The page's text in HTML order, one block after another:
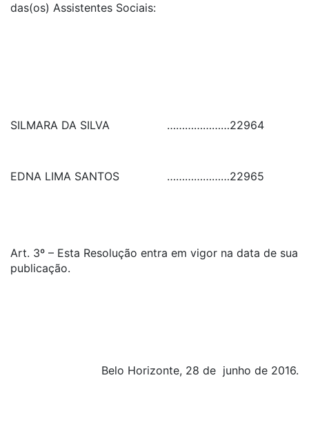
das(os) Assistentes Sociais:
SILMARA DA SILVA …………………22964
EDNA LIMA SANTOS …………………22965
Art. 3º – Esta Resolução entra em vigor na data de sua
publicação.
Belo Horizonte, 28 de junho de 2016.